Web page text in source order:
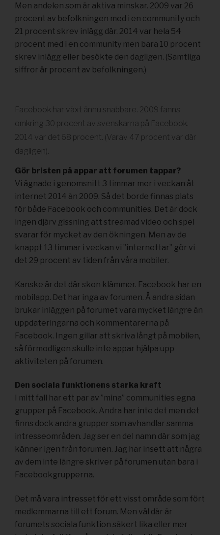
Men andelen som är aktiva minskar. 2009 var 26
procent av befolkningen med i en community och
21 procent skrev inlägg där. 2014 var hela 54
procent med i en community men bara 10 procent
skrev inlägg eller besökte den dagligen. (Samtliga
siffror är procent av befolkningen.)
Facebook har växt ännu snabbare. 2009 fanns
omkring 30 procent av svenskarna på Facebook.
2014 var det 68 procent. (Varav 47 procent var där
dagligen).
Gör bristen på appar att forumen tappar?
Vi ägnade i genomsnitt 3 timmar mer i veckan åt
internet 2014 än 2009. Så det borde finnas plats
för både Facebook och communities. Det är dock
ingen djärv gissning att streamad video och spel
svarar för mycket av den ökningen. Men av de
knappt 13 timmar i veckan vi ”internettar” gör vi
det 29 procent av tiden från våra mobiler.
Kanske är det där skon klämmer. Facebook har en
mobilapp. Det har inga av forumen. Å andra sidan
brukar inläggen på forumet vara mycket längre än
uppdateringarna och kommentarerna på
Facebook. Ingen gillar att skriva långt på mobilen,
så förmodligen skulle inte appar hjälpa upp
aktiviteten på forumen.
Den sociala funktionens starka kraft
I mitt fall har ett par av ”mina” communities egna
grupper på Facebook. Andra har inte det men det
finns dock andra grupper som avhandlar samma
intresseområden. Jag ser en del namn där som jag
känner igen från forumen. Jag har insett att några
av dem inte längre skriver på forumen utan bara i
Facebookgrupperna.
Det må vara intresset för ett visst område som fört
medlemmarna till ett forum. Men väl där är
forumets sociala funktion säkert lika eller mer